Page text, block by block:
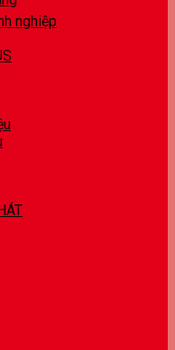
nghiệp